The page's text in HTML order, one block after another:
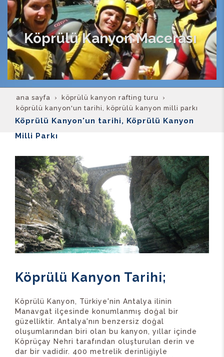
Köprülü Kanyon Macerası
ana sayfa
köprülü kanyon rafting turu
köprülü kanyon'un tarihi, köprülü kanyon milli parkı
Köprülü Kanyon'un tarihi, Köprülü Kanyon
Milli Parkı
Köprülü Kanyon Tarihi;
Köprülü Kanyon, Türkiye'nin Antalya ilinin
Manavgat ilçesinde konumlanmış doğal bir
güzelliktir. Antalya'nın benzersiz doğal
oluşumlarından biri olan bu kanyon, yıllar içinde
Köprüçay Nehri tarafından oluşturulan derin ve
dar bir vadidir. 400 metrelik derinliğiyle